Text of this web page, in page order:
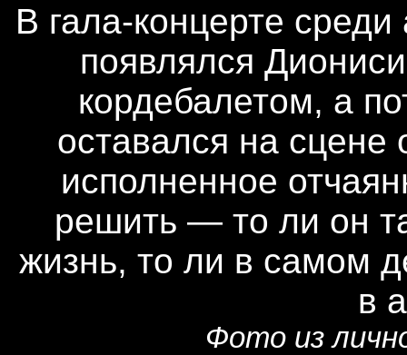
В гала-концерте
появлялся
кордебалетом, а
оставался на сцене
исполненное
решить — то ли он
жизнь, то ли в самом
в
Фото из